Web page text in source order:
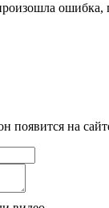
ошибка,
появится на